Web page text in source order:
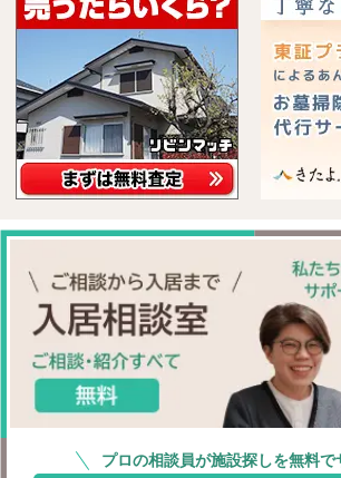
プロの相談員が施設探しを無料で